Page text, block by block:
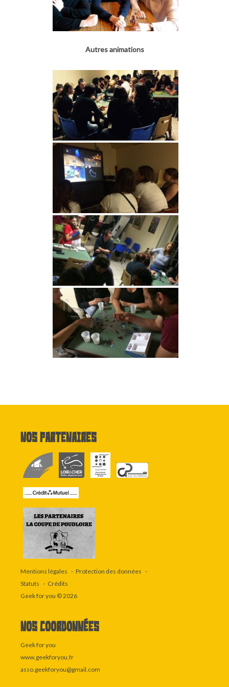
Autres animations
Nos partenaires
Mentions légales
Protection des données
Statuts
Crédits
Geek for you © 2026
Nos coordonnées
Geek for you
www.geekforyou.fr
asso.geekforyou@gmail.com